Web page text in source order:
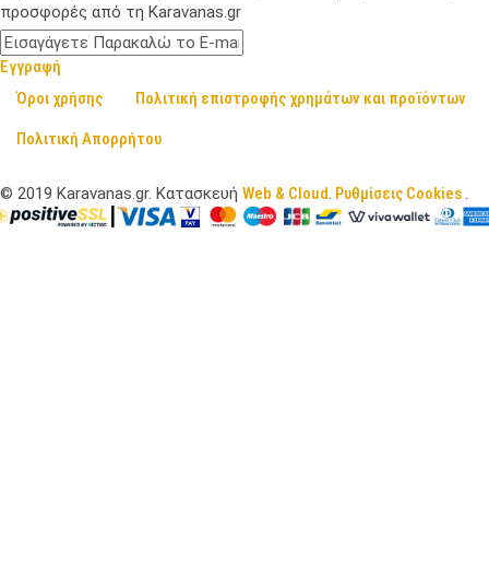
προσφορές από τη Karavanas.gr
Εγγραφή
Όροι χρήσης
Πολιτική επιστροφής χρημάτων και προϊόντων
Πολιτική Απορρήτου
© 2019 Karavanas.gr. Κατασκευή Web & Cloud Ρυθμίσεις Cookies